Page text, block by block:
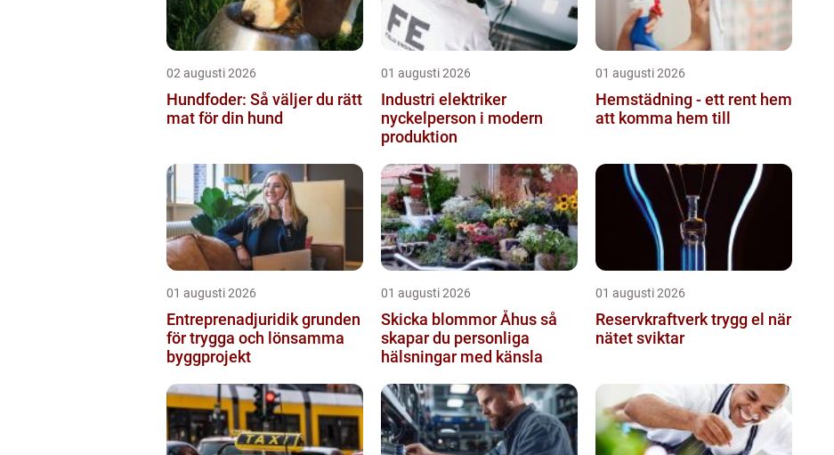
02 augusti 2026
Hundfoder: Så väljer du rätt
mat för din hund
01 augusti 2026
Industri elektriker
nyckelperson i modern
produktion
01 augusti 2026
Hemstädning - ett rent hem
att komma hem till
01 augusti 2026
Entreprenadjuridik grunden
för trygga och lönsamma
byggprojekt
01 augusti 2026
Skicka blommor Åhus så
skapar du personliga
hälsningar med känsla
01 augusti 2026
Reservkraftverk trygg el när
nätet sviktar